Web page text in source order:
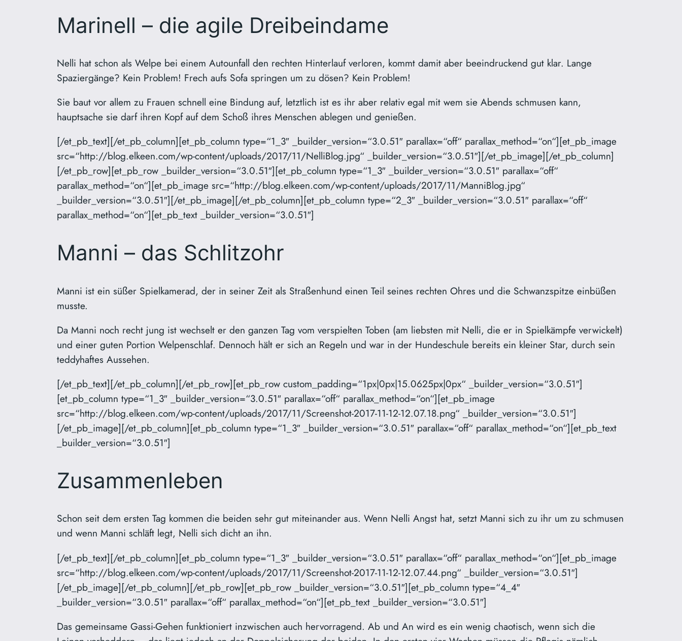
Marinell – die agile Dreibeindame
Nelli hat schon als Welpe bei einem Autounfall den rechten Hinterlauf verloren, kommt damit aber beeindruckend gut klar. Lange
Spaziergänge? Kein Problem! Frech aufs Sofa springen um zu dösen? Kein Problem!
Sie baut vor allem zu Frauen schnell eine Bindung auf, letztlich ist es ihr aber relativ egal mit wem sie Abends schmusen kann,
hauptsache sie darf ihren Kopf auf dem Schoß ihres Menschen ablegen und genießen.
[/et_pb_text][/et_pb_column][et_pb_column type=“1_3″ _builder_version=“3.0.51″ parallax=“off“ parallax_method=“on“][et_pb_image
src=“http://blog.elkeen.com/wp-content/uploads/2017/11/NelliBlog.jpg“ _builder_version=“3.0.51″][/et_pb_image][/et_pb_column]
[/et_pb_row][et_pb_row _builder_version=“3.0.51″][et_pb_column type=“1_3″ _builder_version=“3.0.51″ parallax=“off“
parallax_method=“on“][et_pb_image src=“http://blog.elkeen.com/wp-content/uploads/2017/11/ManniBlog.jpg“
_builder_version=“3.0.51″][/et_pb_image][/et_pb_column][et_pb_column type=“2_3″ _builder_version=“3.0.51″ parallax=“off“
parallax_method=“on“][et_pb_text _builder_version=“3.0.51″]
Manni – das Schlitzohr
Manni ist ein süßer Spielkamerad, der in seiner Zeit als Straßenhund einen Teil seines rechten Ohres und die Schwanzspitze einbüßen
musste.
Da Manni noch recht jung ist wechselt er den ganzen Tag vom verspielten Toben (am liebsten mit Nelli, die er in Spielkämpfe verwickelt)
und einer guten Portion Welpenschlaf. Dennoch hält er sich an Regeln und war in der Hundeschule bereits ein kleiner Star, durch sein
teddyhaftes Aussehen.
[/et_pb_text][/et_pb_column][/et_pb_row][et_pb_row custom_padding=“1px|0px|15.0625px|0px“ _builder_version=“3.0.51″]
[et_pb_column type=“1_3″ _builder_version=“3.0.51″ parallax=“off“ parallax_method=“on“][et_pb_image
src=“http://blog.elkeen.com/wp-content/uploads/2017/11/Screenshot-2017-11-12-12.07.18.png“ _builder_version=“3.0.51″]
[/et_pb_image][/et_pb_column][et_pb_column type=“1_3″ _builder_version=“3.0.51″ parallax=“off“ parallax_method=“on“][et_pb_text
_builder_version=“3.0.51″]
Zusammenleben
Schon seit dem ersten Tag kommen die beiden sehr gut miteinander aus. Wenn Nelli Angst hat, setzt Manni sich zu ihr um zu schmusen
und wenn Manni schläft legt, Nelli sich dicht an ihn.
[/et_pb_text][/et_pb_column][et_pb_column type=“1_3″ _builder_version=“3.0.51″ parallax=“off“ parallax_method=“on“][et_pb_image
src=“http://blog.elkeen.com/wp-content/uploads/2017/11/Screenshot-2017-11-12-12.07.44.png“ _builder_version=“3.0.51″]
[/et_pb_image][/et_pb_column][/et_pb_row][et_pb_row _builder_version=“3.0.51″][et_pb_column type=“4_4″
_builder_version=“3.0.51″ parallax=“off“ parallax_method=“on“][et_pb_text _builder_version=“3.0.51″]
Das gemeinsame Gassi-Gehen funktioniert inzwischen auch hervorragend. Ab und An wird es ein wenig chaotisch, wenn sich die